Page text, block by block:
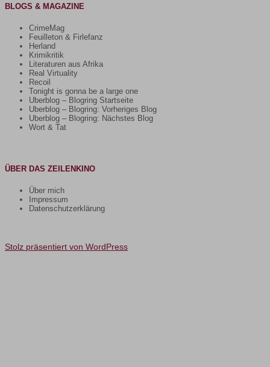
BLOGS & MAGAZINE
CrimeMag
Feuilleton & Firlefanz
Herland
Krimikritik
Literaturen aus Afrika
Real Virtuality
Recoil
Tonight is gonna be a large one
Uberblog – Blogring Startseite
Uberblog – Blogring: Vorheriges Blog
Uberblog – Blogring: Nächstes Blog
Wort & Tat
ÜBER DAS ZEILENKINO
Über mich
Impressum
Datenschutzerklärung
Stolz präsentiert von WordPress